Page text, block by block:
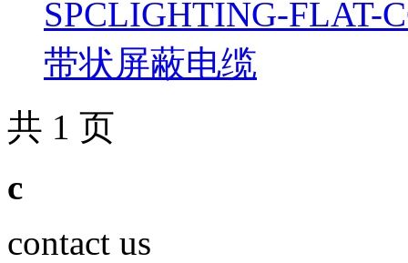
​SPCLIGHTING-FLAT-
带状屏蔽电缆
共 1 页
c
contact us